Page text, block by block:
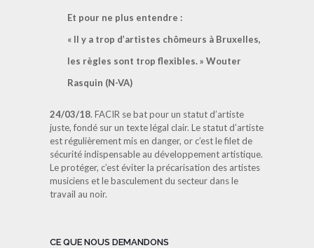
Et pour ne plus entendre :
« Il y a trop d’artistes chômeurs à Bruxelles,
les règles sont trop flexibles. »Wouter
Rasquin (N-VA)
24/03/18. FACIR se bat pour un statut d’artiste
juste, fondé sur un texte légal clair. Le statut d’artiste
est régulièrement mis en danger, or c’est le filet de
sécurité indispensable au développement artistique.
Le protéger, c’est éviter la précarisation des artistes
musiciens et le basculement du secteur dans le
travail au noir.
CE QUE NOUS DEMANDONS